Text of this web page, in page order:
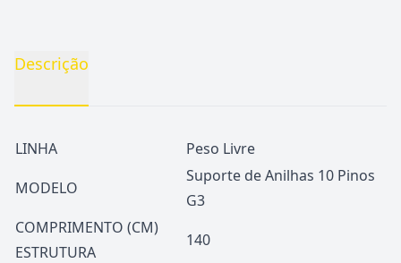
Descrição
LINHA
Peso Livre
MODELO
Suporte de Anilhas 10 Pinos
G3
COMPRIMENTO (CM)
ESTRUTURA
140